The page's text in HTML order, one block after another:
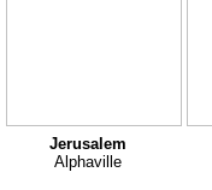
Jerusalem
Alphaville